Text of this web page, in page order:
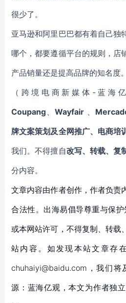
很少了。
亚马逊和阿里巴巴都有着自己独
哪个，都要遵循平台的规则，店
产品销量还是提高品牌的知名度。
（跨境电商新媒体-蓝海亿
Coupang、Wayfair 、
牌文案策划及全网推广、电商培
我们。不得擅自改写、转载、复
分内容。
文章内容由作者创作，作者负责
合法性。出海易倡导尊重与保
或本网站许可，不得复制、转载
站内容。如发现本站文章存
chuhaiyi@baidu.com，我们
源：蓝海亿观，本文为作者独